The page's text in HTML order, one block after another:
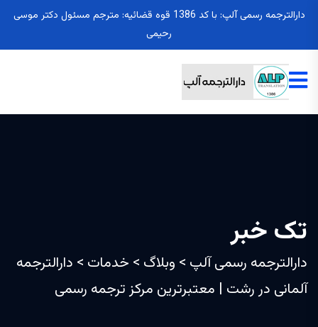
دارالترجمه رسمی آلپ: با کد 1386 قوه قضائیه: مترجم مسئول دکتر موسی
رحیمی
تک خبر
دارالترجمه رسمی آلپ > وبلاگ > خدمات > دارالترجمه
آلمانی در رشت | معتبرترین مرکز ترجمه رسمی